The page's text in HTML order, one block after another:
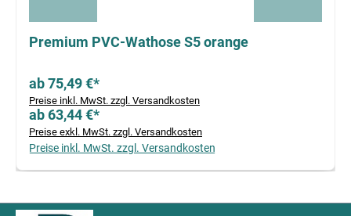
Premium PVC-Wathose S5 orange
ab 75,49 €*
Preise inkl. MwSt. zzgl. Versandkosten
ab 63,44 €*
Preise exkl. MwSt. zzgl. Versandkosten
Preise inkl. MwSt. zzgl. Versandkosten